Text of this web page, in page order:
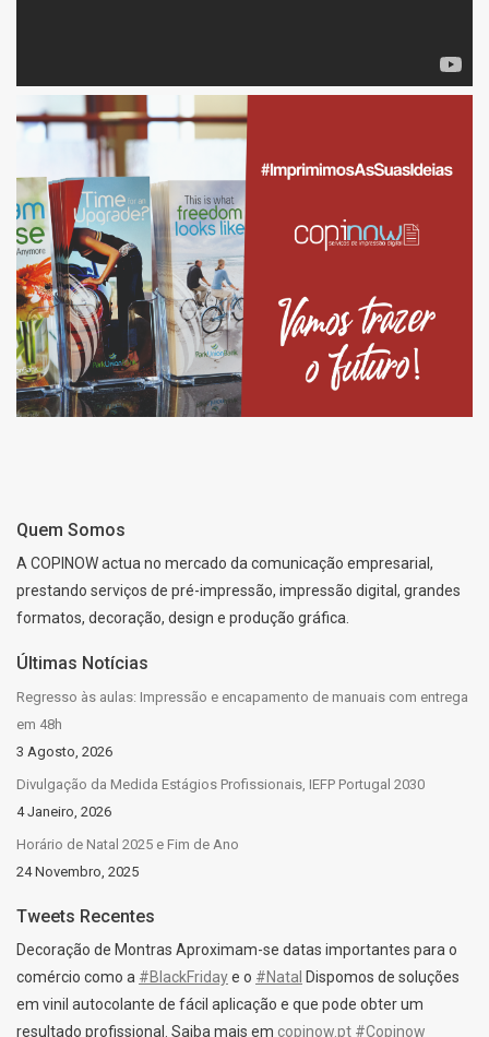
Quem Somos
A COPINOW actua no mercado da comunicação empresarial,
prestando serviços de pré-impressão, impressão digital, grandes
formatos, decoração, design e produção gráfica.
Últimas Notícias
Regresso às aulas: Impressão e encapamento de manuais com entrega
em 48h
3 Agosto, 2026
Divulgação da Medida Estágios Profissionais, IEFP Portugal 2030
4 Janeiro, 2026
Horário de Natal 2025 e Fim de Ano
24 Novembro, 2025
Tweets Recentes
Decoração de Montras Aproximam-se datas importantes para o
comércio como a #BlackFridaye o #Natal Dispomos de soluções
em vinil autocolante de fácil aplicação e que pode obter um
resultado profissional. Saiba mais em copinow.pt #Copinow